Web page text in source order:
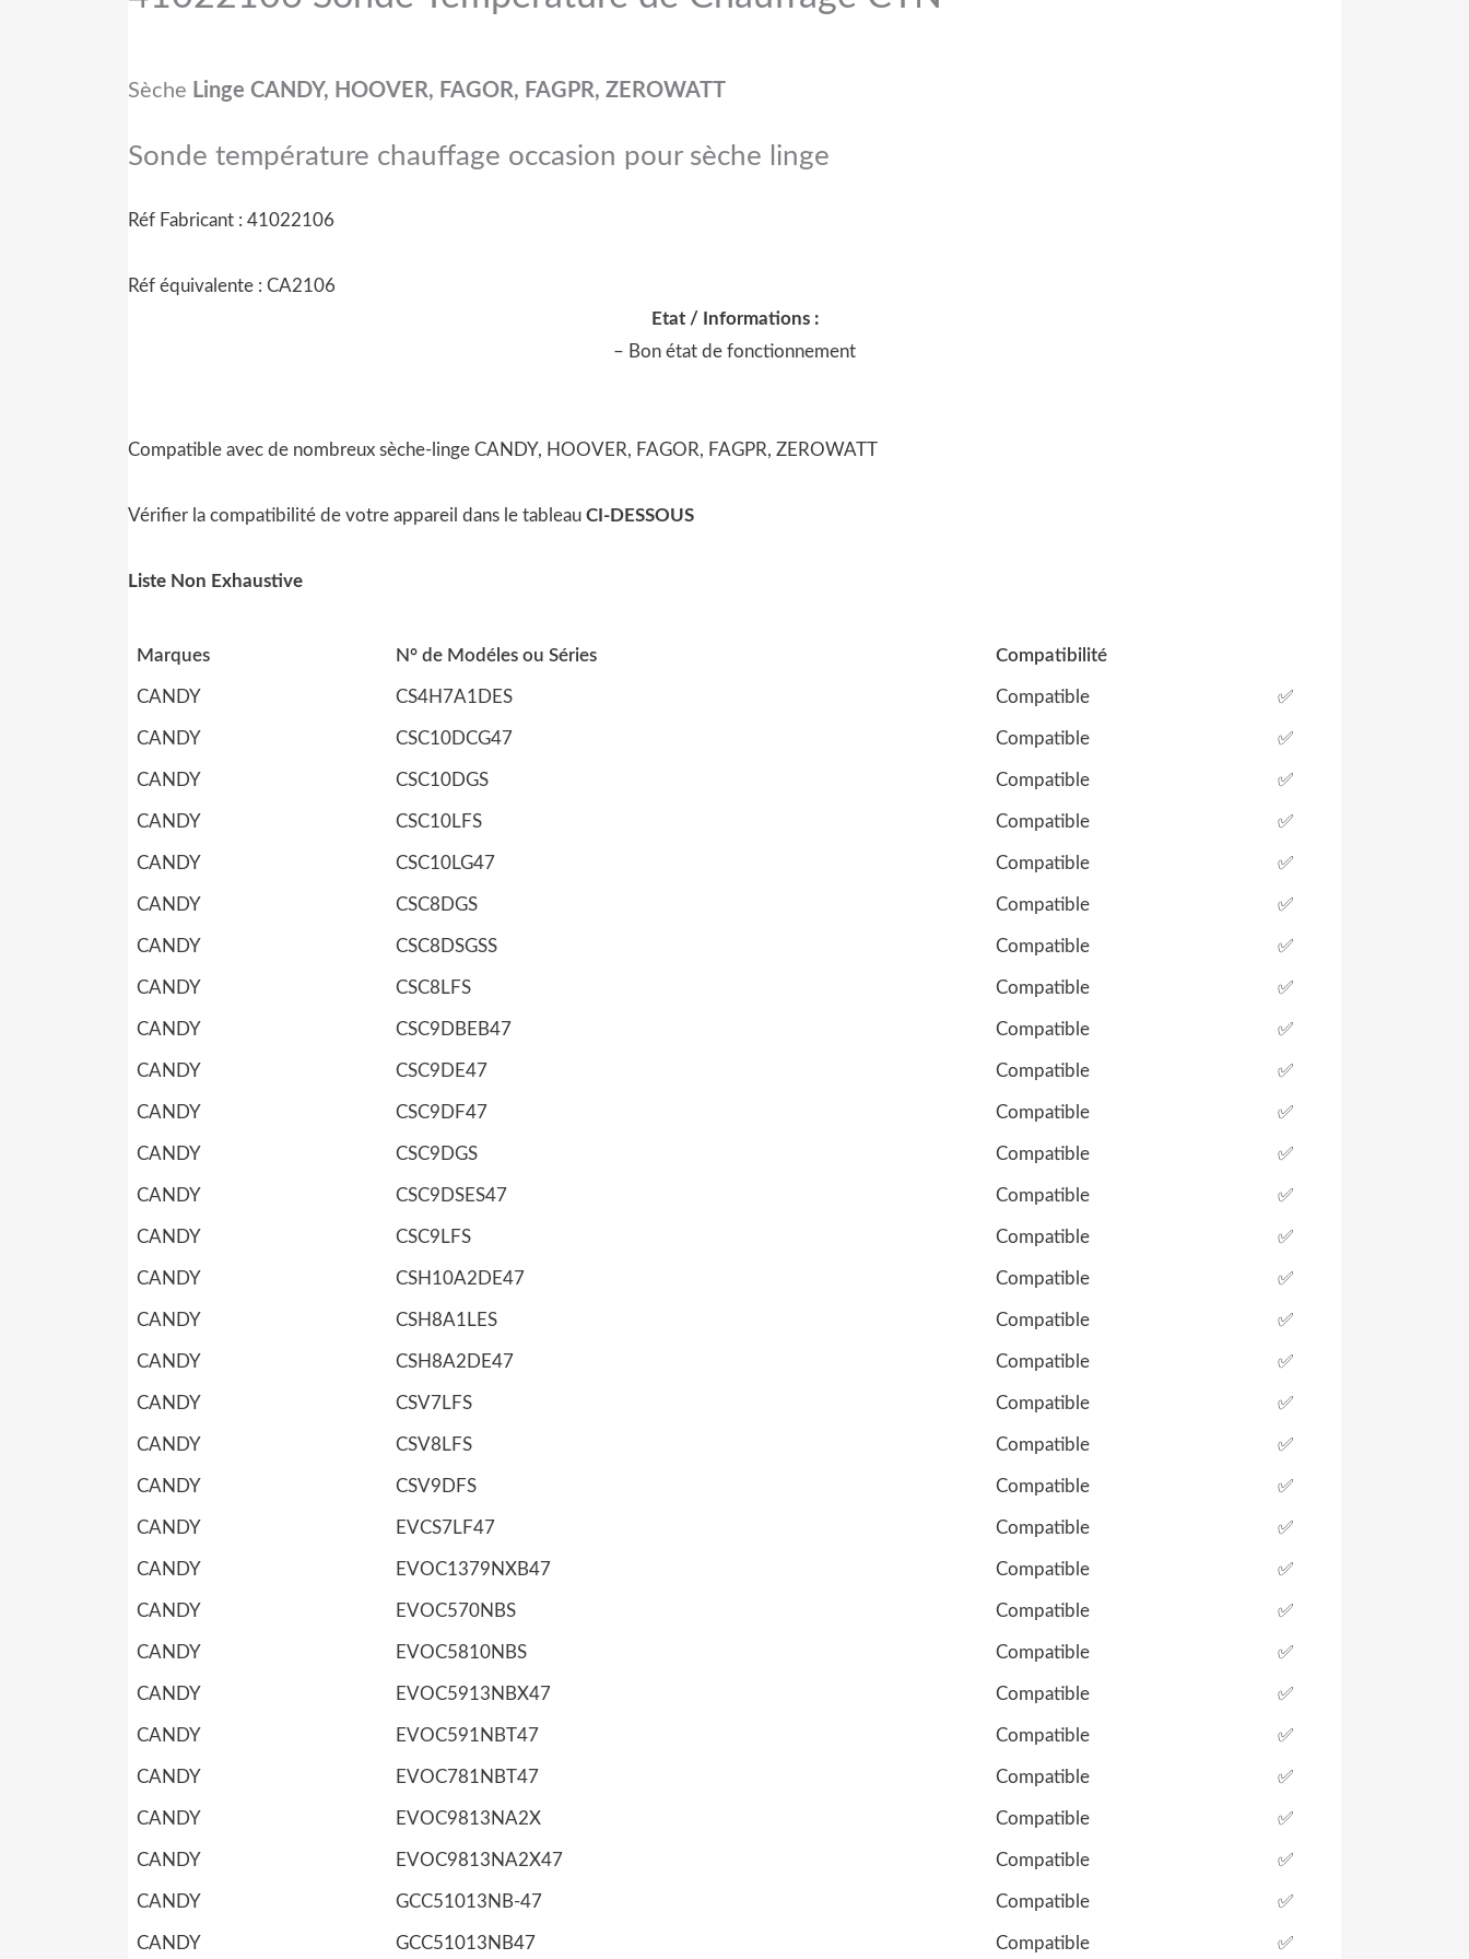
Sèche Linge CANDY, HOOVER, FAGOR, FAGPR, ZEROWATT
Sonde température chauffage occasion pour sèche linge
Réf Fabricant : 41022106
Réf équivalente : CA2106
Etat / Informations :
– Bon état de fonctionnement
Compatible avec de nombreux sèche-linge CANDY, HOOVER, FAGOR, FAGPR, ZEROWATT
Vérifier la compatibilité de votre appareil dans le tableau CI-DESSOUS
Liste Non Exhaustive
Marques N° de Modéles ou Séries Compatibilité
CANDY CS4H7A1DES Compatible ✅
CANDY CSC10DCG47 Compatible ✅
CANDY CSC10DGS Compatible ✅
CANDY CSC10LFS Compatible ✅
CANDY CSC10LG47 Compatible ✅
CANDY CSC8DGS Compatible ✅
CANDY CSC8DSGSS Compatible ✅
CANDY CSC8LFS Compatible ✅
CANDY CSC9DBEB47 Compatible ✅
CANDY CSC9DE47 Compatible ✅
CANDY CSC9DF47 Compatible ✅
CANDY CSC9DGS Compatible ✅
CANDY CSC9DSES47 Compatible ✅
CANDY CSC9LFS Compatible ✅
CANDY CSH10A2DE47 Compatible ✅
CANDY CSH8A1LES Compatible ✅
CANDY CSH8A2DE47 Compatible ✅
CANDY CSV7LFS Compatible ✅
CANDY CSV8LFS Compatible ✅
CANDY CSV9DFS Compatible ✅
CANDY EVCS7LF47 Compatible ✅
CANDY EVOC1379NXB47 Compatible ✅
CANDY EVOC570NBS Compatible ✅
CANDY EVOC5810NBS Compatible ✅
CANDY EVOC5913NBX47 Compatible ✅
CANDY EVOC591NBT47 Compatible ✅
CANDY EVOC781NBT47 Compatible ✅
CANDY EVOC9813NA2X Compatible ✅
CANDY EVOC9813NA2X47 Compatible ✅
CANDY GCC51013NB-47 Compatible ✅
CANDY GCC51013NB47 Compatible ✅